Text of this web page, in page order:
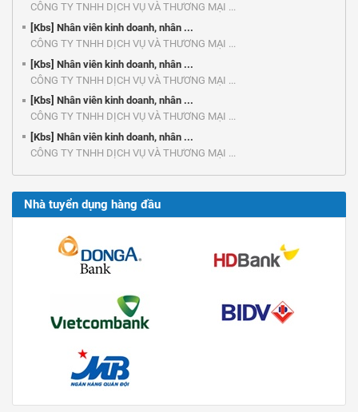
CÔNG TY TNHH DỊCH VỤ VÀ THƯƠNG MẠI ...
[Kbs] Nhân viên kinh doanh, nhân ...
CÔNG TY TNHH DỊCH VỤ VÀ THƯƠNG MẠI ...
[Kbs] Nhân viên kinh doanh, nhân ...
CÔNG TY TNHH DỊCH VỤ VÀ THƯƠNG MẠI ...
[Kbs] Nhân viên kinh doanh, nhân ...
CÔNG TY TNHH DỊCH VỤ VÀ THƯƠNG MẠI ...
[Kbs] Nhân viên kinh doanh, nhân ...
CÔNG TY TNHH DỊCH VỤ VÀ THƯƠNG MẠI ...
Nhà tuyển dụng hàng đầu